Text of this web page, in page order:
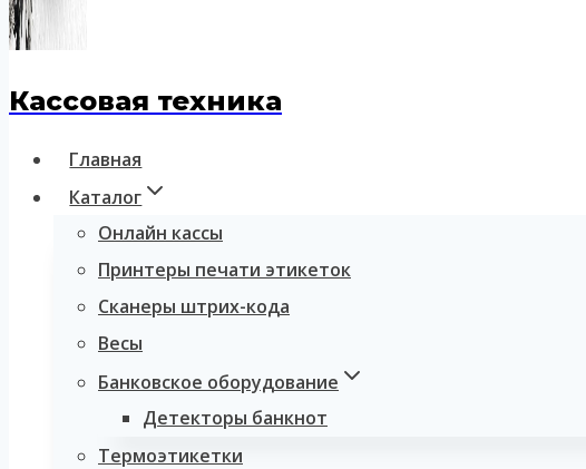
Кассовая техника
Главная
Каталог
Онлайн кассы
Принтеры печати этикеток
Сканеры штрих-кода
Весы
Банковское оборудование
Детекторы банкнот
Термоэтикетки